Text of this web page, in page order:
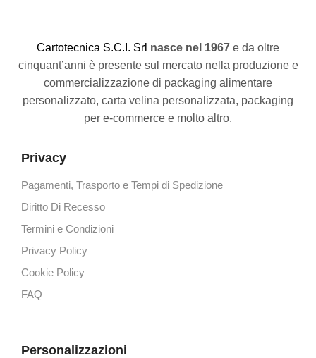
Cartotecnica S.C.I. Srl nasce nel 1967 e da oltre
cinquant’anni è presente sul mercato nella produzione e
commercializzazione di packaging alimentare
personalizzato, carta velina personalizzata, packaging
per e-commerce e molto altro.
Privacy
Pagamenti, Trasporto e Tempi di Spedizione
Diritto Di Recesso
Termini e Condizioni
Privacy Policy
Cookie Policy
FAQ
Personalizzazioni